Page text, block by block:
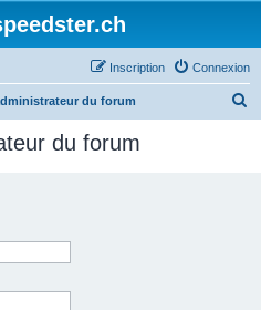
Connexion
Inscription
du forum
du forum